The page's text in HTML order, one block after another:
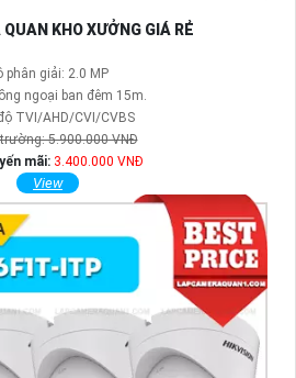
KHO XƯỞNG GIÁ RẺ
phân giải: 2.0 MP
ngoại ban đêm 15m.
TVI/AHD/CVI/CVBS
5.900.000 VNĐ
mãi: 3.400.000 VNĐ
View